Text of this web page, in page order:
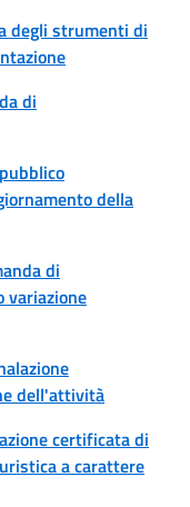
degli strumenti di
di
della
di
variazione
dell'attività
certificata di
a carattere